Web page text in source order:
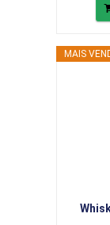
MAIS